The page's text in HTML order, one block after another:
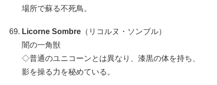
場所で蘇る不死鳥。
Licorne Sombre （リコルヌ・ソンブル）
闇の一角獣
◇普通のユニコーンとは異なり、漆黒の体を持ち、
影を操る力を秘めている。